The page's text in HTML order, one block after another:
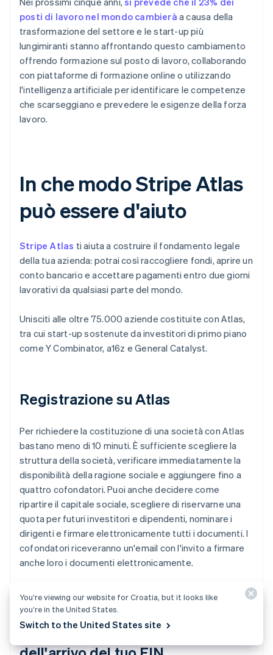
posti di lavoro nel mondo cambierà a causa della
trasformazione del settore e le start-up più
lungimiranti stanno affrontando questo cambiamento
offrendo formazione sul posto di lavoro, collaborando
con piattaforme di formazione online o utilizzando
l'intelligenza artificiale per identificare le competenze
che scarseggiano e prevedere le esigenze della forza
lavoro.
In che modo Stripe Atlas
può essere d'aiuto
Stripe Atlas ti aiuta a costruire il fondamento legale
della tua azienda: potrai così raccogliere fondi, aprire un
conto bancario e accettare pagamenti entro due giorni
lavorativi da qualsiasi parte del mondo.
Unisciti alle oltre 75.000 aziende costituite con Atlas,
tra cui start-up sostenute da investitori di primo piano
come Y Combinator, a16z e General Catalyst.
Registrazione su Atlas
Per richiedere la costituzione di una società con Atlas
bastano meno di 10 minuti. È sufficiente scegliere la
struttura della società, verificare immediatamente la
disponibilità della ragione sociale e aggiungere fino a
quattro cofondatori. Puoi anche decidere come
ripartire il capitale sociale, scegliere di riservarne una
quota per futuri investitori e dipendenti, nominare i
dirigenti e firmare elettronicamente tutti i documenti. I
cofondatori riceveranno un'email con l'invito a firmare
anche loro i documenti elettronicamente.
Accettazione di pagamenti e
operazioni bancarie prima
You’re viewing our website for Croatia, but it looks like
you’re in the United States.
Switch to the United States site